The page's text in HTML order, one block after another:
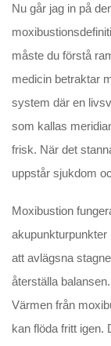
Nu går jag in på
måste du förstå
medicin betraktar
system där en
som kallas
frisk. När det
uppstår sjukdom
Moxibustion
akupunkturpunkter
att avlägsna
återställa
Värmen från
kan flöda fritt igen.